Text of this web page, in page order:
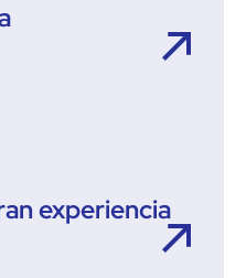
experiencia